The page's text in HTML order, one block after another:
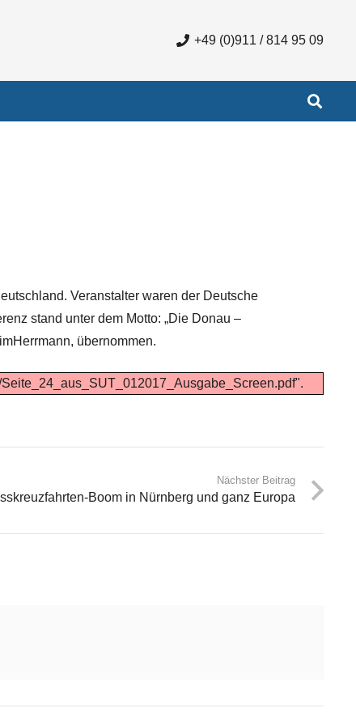
+49 (0)911 / 814 95 09
Veranstalter waren der Deutsche
stand unter dem Motto: „Die Donau –
übernommen.
Nächster Beitrag
Boom in Nürnberg und ganz Europa